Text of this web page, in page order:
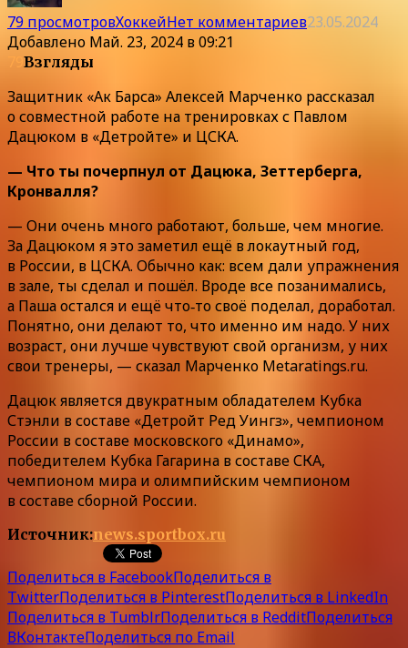
79 просмотровХоккейНет комментариев23.05.2024
Добавлено Май. 23, 2024 в 09:21
Взгляды
Защитник «Ак Барса» Алексей Марченко рассказал
о совместной работе на тренировках с Павлом
Дацюком в «Детройте» и ЦСКА.
— Что ты почерпнул от Дацюка, Зеттерберга,
Кронвалля?
— Они очень много работают, больше, чем многие.
За Дацюком я это заметил ещё в локаутный год,
в России, в ЦСКА. Обычно как: всем дали упражнения
в зале, ты сделал и пошёл. Вроде все позанимались,
а Паша остался и ещё что‑то своё поделал, доработал.
Понятно, они делают то, что именно им надо. У них
возраст, они лучше чувствуют свой организм, у них
свои тренеры, — сказал Марченко Metaratings.ru.
Дацюк является двукратным обладателем Кубка
Стэнли в составе «Детройт Ред Уингз», чемпионом
России в составе московского «Динамо»,
победителем Кубка Гагарина в составе СКА,
чемпионом мира и олимпийским чемпионом
в составе сборной России.
Источник:news.sportbox.ru
Поделиться в FacebookПоделиться в
TwitterПоделиться в PinterestПоделиться в LinkedIn
Поделиться в TumblrПоделиться в RedditПоделиться
ВКонтактеПоделиться по Email